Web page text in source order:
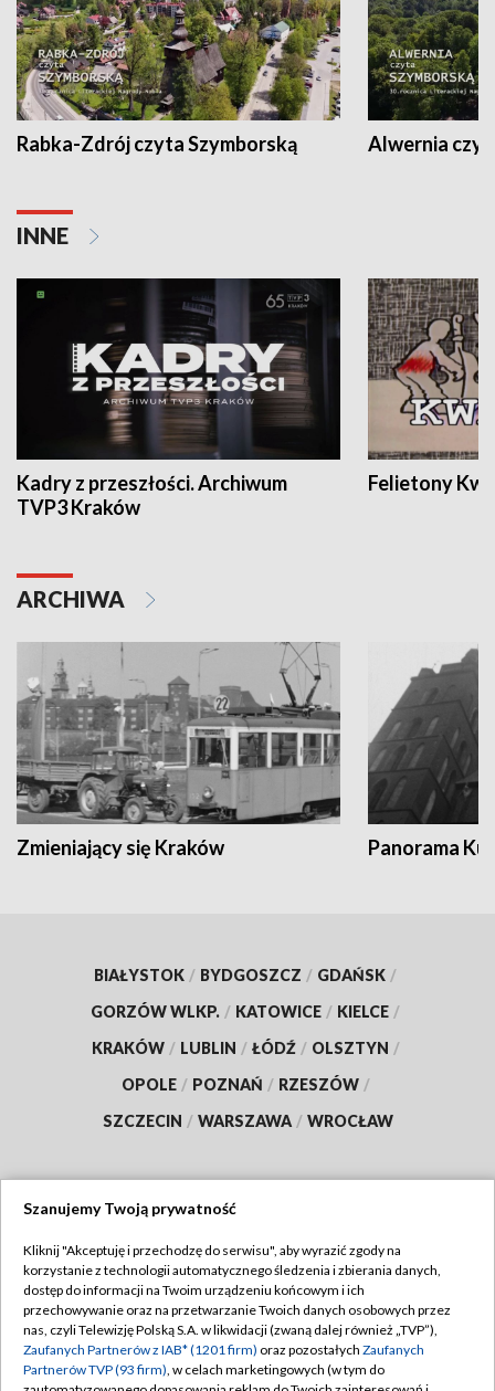
Rabka-Zdrój czyta Szymborską Alwernia
INNE
Kadry z przeszłości. Archiwum
TVP3 Kraków
Felietony
ARCHIWA
Zmieniający się Kraków Panorama
BIAŁYSTOK / BYDGOSZCZ / GDAŃSK /
GORZÓW WLKP. / KATOWICE / KIELCE /
KRAKÓW / LUBLIN / ŁÓDŹ / OLSZTYN /
OPOLE / POZNAŃ / RZESZÓW /
SZCZECIN / WARSZAWA / WROCŁAW
TVP
Abonament TVP
Emisja w TVP
Centrum informacji TVP
Regulamin TVP
Polityka prywatności
Szanujemy Twoją prywatność
Kliknij "Akceptuję i przechodzę do serwisu", aby wyrazić zgody na
korzystanie z technologii automatycznego śledzenia i zbierania danych,
dostęp do informacji na Twoim urządzeniu końcowym i ich
przechowywanie oraz na przetwarzanie Twoich danych osobowych przez
nas, czyli Telewizję Polską S.A. w likwidacji (zwaną dalej również „TVP”),
Zaufanych Partnerów z IAB* (1201 firm) oraz pozostałych Zaufanych
Partnerów TVP (93 firm), w celach marketingowych (w tym do